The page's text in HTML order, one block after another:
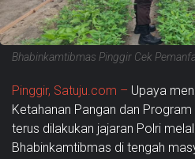
Bhabinkamtibmas Pinggir Cek
Pinggir, Satuju.com – Upaya
Ketahanan Pangan dan
terus dilakukan jajaran Polri
Bhabinkamtibmas di tengah